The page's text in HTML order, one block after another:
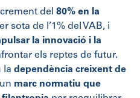
del 80% en la
sota de l’1% del VAB, i
la innovació i la
els reptes de futur.
la dependència creixent de
marc normatiu que